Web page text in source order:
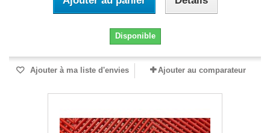
Disponible
Ajouter à ma liste d'envies Ajouter au comparateur